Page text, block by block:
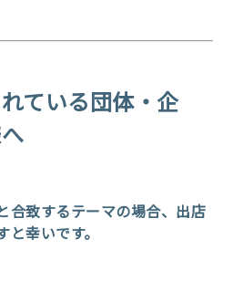
ている団体・企
合致するテーマの場合、出店
幸いです。